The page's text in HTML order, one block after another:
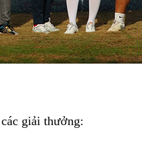
giải thưởng: